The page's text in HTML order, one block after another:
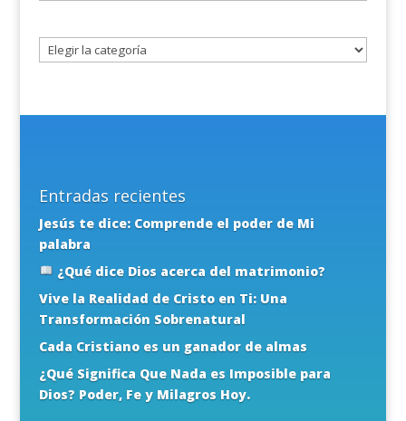
un
Entradas recientes
Jesús te dice: Comprende el poder de Mi
palabra
¿Qué dice Dios acerca del matrimonio?
Vive la Realidad de Cristo en Ti: Una
Transformación Sobrenatural
Cada Cristiano es un ganador de almas
¿Qué Significa Que Nada es Imposible para
Dios? Poder, Fe y Milagros Hoy.